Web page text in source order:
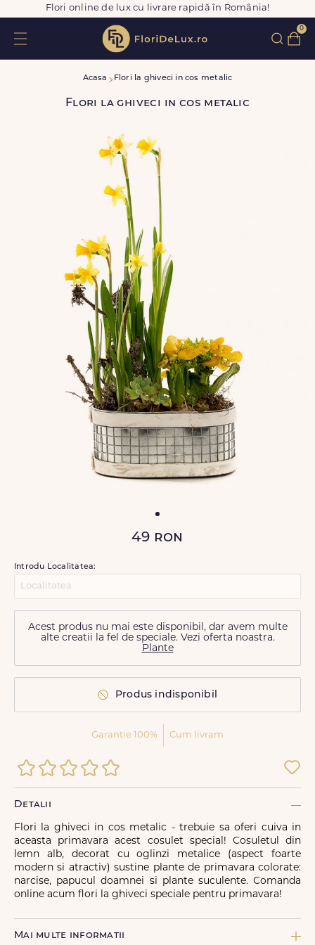
Flori online de lux cu livrare rapidă în România!
0
Acasa Flori la ghiveci in cos metalic
Flori la ghiveci in cos metalic
49 ron
Introdu Localitatea:
Acest produs nu mai este disponibil, dar avem multe
alte creatii la fel de speciale. Vezi oferta noastra.
Plante
Produs indisponibil
Garantie 100% Cum livram
Detalii
Flori la ghiveci in cos metalic - trebuie sa oferi cuiva in
aceasta primavara acest cosulet special! Cosuletul din
lemn alb, decorat cu oglinzi metalice (aspect foarte
modern si atractiv) sustine plante de primavara colorate:
narcise, papucul doamnei si plante suculente. Comanda
online acum flori la ghiveci speciale pentru primavara!
Mai multe informatii